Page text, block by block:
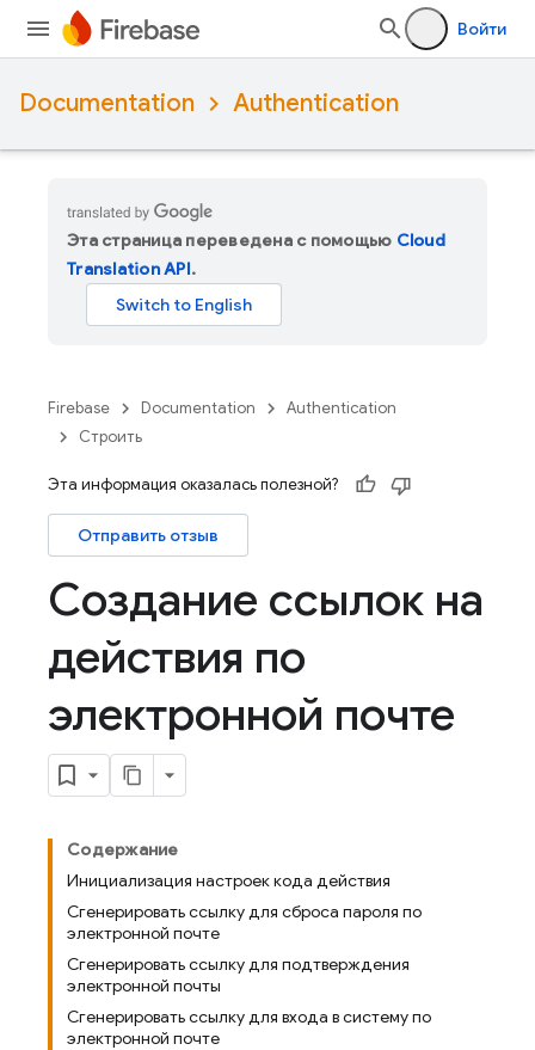
Войти
Documentation Authentication
Эта страница переведена с помощью Cloud
Translation API.
Firebase Documentation
Authentication
Строить
Эта информация оказалась полезной?
Отправить отзыв
Создание ссылок на
действия по
электронной почте
Содержание
Инициализация настроек кода действия
Сгенерировать ссылку для сброса пароля по
электронной почте
Сгенерировать ссылку для подтверждения
электронной почты
Сгенерировать ссылку для входа в систему по
электронной почте